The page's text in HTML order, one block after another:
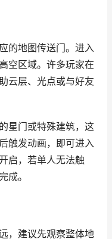
的地图传送门。进入
空区域。许多玩家在
云层、光点或与好友
星门或特殊建筑，这
触发动画，即可进入
启，若单人无法触
成。
，建议先观察整体地